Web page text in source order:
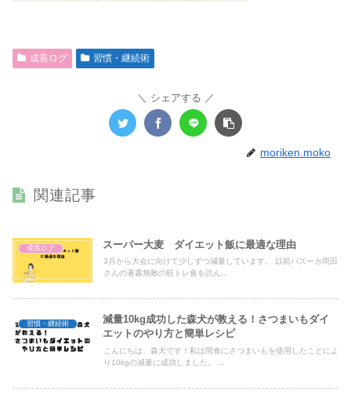
成長ログ 習慣・継続術
シェアする
moriken.moko
関連記事
成長ログ スーパー大麦 ダイエット飯に最適な理由
3月から大会に向けて少しずつ減量しています。 以前バズーカ岡田
さんの著書無敵の筋トレ食を読ん...
習慣・継続術
減量10kg成功した森犬が教える！さつまいもダイ
エットのやり方と簡単レシピ
こんにちは、森犬です！私は間食にさつまいもを使用したことによ
り10kgの減量に成功しました。 ...